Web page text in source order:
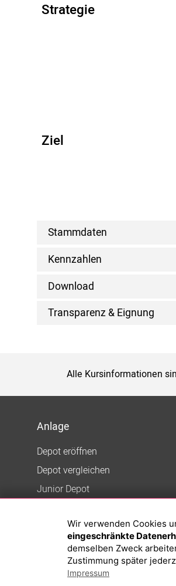
Strategie
Ziel
Stammdaten
Kennzahlen
Download
Transparenz & Eignung
Alle Kursinformationen
Anlage
Depot eröffnen
Depot vergleichen
Junior Depot
Top-Fonds
Fonds-Suche
Wir verwenden Cookies
eingeschränkte
demselben Zweck
Zustimmung später
Impressum